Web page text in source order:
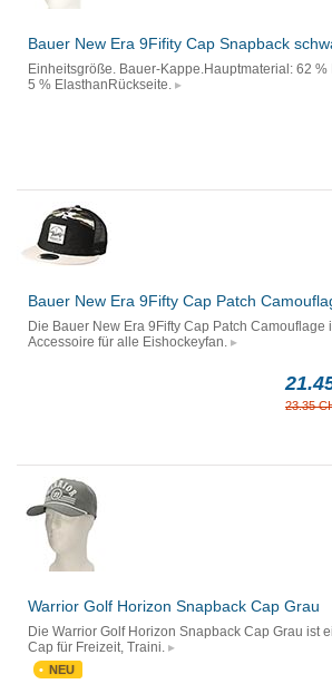
Bauer New Era 9Fifity Cap Snapback
Einheitsgröße. Bauer-Kappe.Hauptmaterial: 62 %
5 % ElasthanRückseite.
Bauer New Era 9Fifty Cap Patch
Die Bauer New Era 9Fifty Cap Patch Camouflage
Accessoire für alle Eishockeyfan.
23.35
Warrior Golf Horizon Snapback Cap Grau
Die Warrior Golf Horizon Snapback Cap Grau ist
Cap für Freizeit, Traini.
NEU